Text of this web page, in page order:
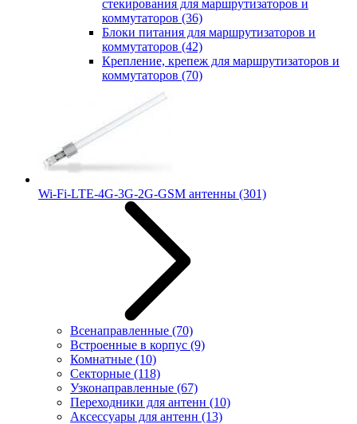
стекирования для маршрутизаторов и
коммутаторов (36)
Блоки питания для маршрутизаторов и
коммутаторов (42)
Крепление, крепеж для маршрутизаторов и
коммутаторов (70)
Wi-Fi-LTE-4G-3G-2G-GSM антенны (301)
Всенаправленные (70)
Встроенные в корпус (9)
Комнатные (10)
Секторные (118)
Узконаправленные (67)
Переходники для антенн (10)
Аксессуары для антенн (13)